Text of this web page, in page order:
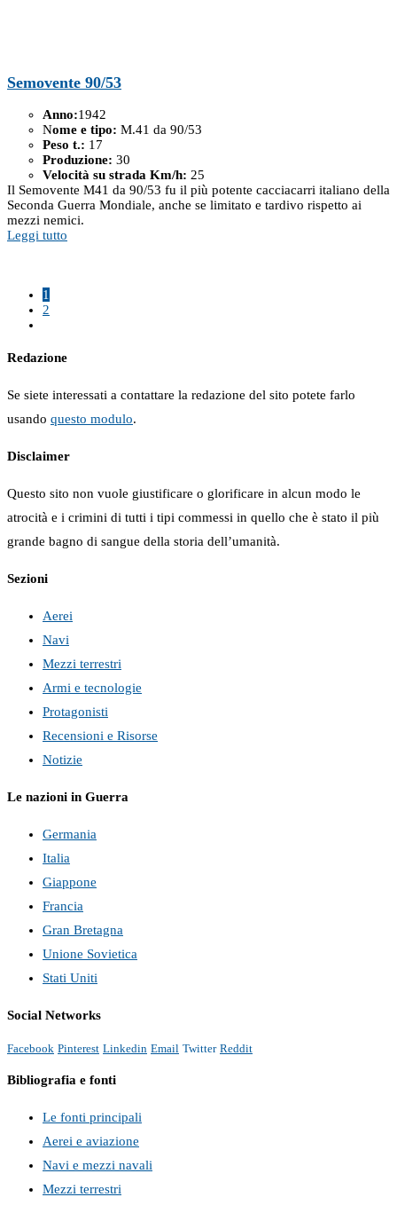
Semovente 90/53
Anno:1942
Nome e tipo: M.41 da 90/53
Peso t.: 17
Produzione: 30
Velocità su strada Km/h: 25
Il Semovente M41 da 90/53 fu il più potente cacciacarri italiano della
Seconda Guerra Mondiale, anche se limitato e tardivo rispetto ai
mezzi nemici.
Leggi tutto
1
2
Redazione
Se siete interessati a contattare la redazione del sito potete farlo
usando questo modulo.
Disclaimer
Questo sito non vuole giustificare o glorificare in alcun modo le
atrocità e i crimini di tutti i tipi commessi in quello che è stato il più
grande bagno di sangue della storia dell’umanità.
Sezioni
Aerei
Navi
Mezzi terrestri
Armi e tecnologie
Protagonisti
Recensioni e Risorse
Notizie
Le nazioni in Guerra
Germania
Italia
Giappone
Francia
Gran Bretagna
Unione Sovietica
Stati Uniti
Social Networks
Facebook Pinterest Linkedin Email Twitter Reddit
Bibliografia e fonti
Le fonti principali
Aerei e aviazione
Navi e mezzi navali
Mezzi terrestri